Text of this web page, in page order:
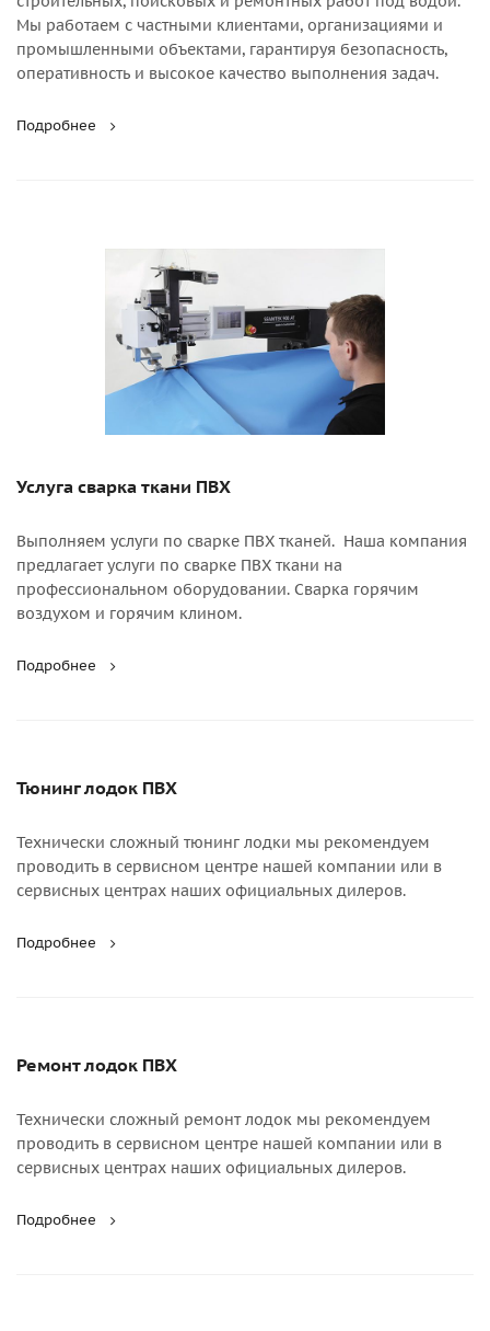
Мы работаем с частными клиентами, организациями и
промышленными объектами, гарантируя безопасность,
оперативность и высокое качество выполнения задач.
Подробнее
Услуга сварка ткани ПВХ
Выполняем услуги по сварке ПВХ тканей. Наша компания
предлагает услуги по сварке ПВХ ткани на
профессиональном оборудовании. Сварка горячим
воздухом и горячим клином.
Подробнее
Тюнинг лодок ПВХ
Технически сложный тюнинг лодки мы рекомендуем
проводить в сервисном центре нашей компании или в
сервисных центрах наших официальных дилеров.
Подробнее
Ремонт лодок ПВХ
Технически сложный ремонт лодок мы рекомендуем
проводить в сервисном центре нашей компании или в
сервисных центрах наших официальных дилеров.
Подробнее